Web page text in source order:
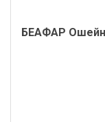
БЕАФАР